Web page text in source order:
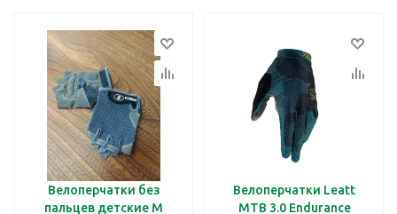
Велоперчатки без
пальцев детские M
Велоперчатки Leatt
MTB 3.0 Endurance